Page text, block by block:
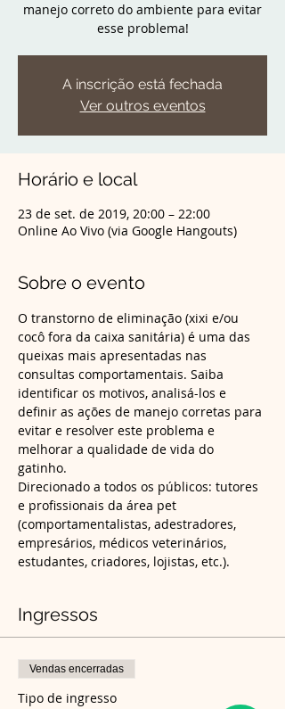
manejo correto do ambiente para evitar
esse problema!
A inscrição está fechada
Ver outros eventos
Horário e local
23 de set. de 2019, 20:00 – 22:00
Online Ao Vivo (via Google Hangouts)
Sobre o evento
O transtorno de eliminação (xixi e/ou
cocô fora da caixa sanitária) é uma das
queixas mais apresentadas nas
consultas comportamentais. Saiba
identificar os motivos, analisá-los e
definir as ações de manejo corretas para
evitar e resolver este problema e
melhorar a qualidade de vida do
gatinho.
Direcionado a todos os públicos: tutores
e profissionais da área pet
(comportamentalistas, adestradores,
empresários, médicos veterinários,
estudantes, criadores, lojistas, etc.).
Ingressos
Vendas encerradas
Tipo de ingresso